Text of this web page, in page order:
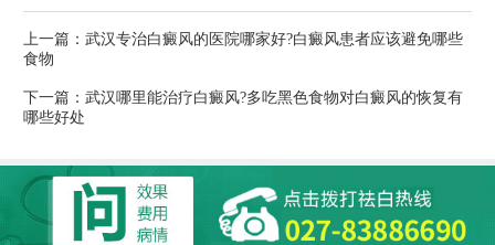
上一篇： 武汉专治白癜风的医院哪家好?白癜风患者应该避免哪些
食物
下一篇： 武汉哪里能治疗白癜风?多吃黑色食物对白癜风的恢复有
哪些好处